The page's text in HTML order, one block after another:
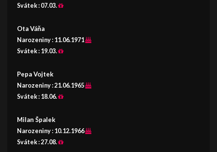
Svátek : 07.03.
Ota Váňa
Narozeniny : 11.06.1971
Svátek : 19.03.
Pepa Vojtek
Narozeniny :21.06.1965
Svátek : 18.06.
Milan Špalek
Narozeniny : 10.12.1966
Svátek :27.08.